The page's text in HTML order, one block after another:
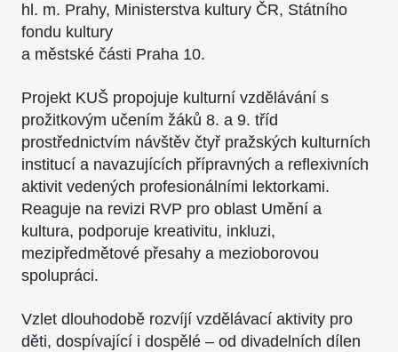
hl. m. Prahy, Ministerstva kultury ČR, Státního
fondu kultury
a městské části Praha 10.
Projekt KUŠ propojuje kulturní vzdělávání s
prožitkovým učením žáků 8. a 9. tříd
prostřednictvím návštěv čtyř pražských kulturních
institucí a navazujících přípravných a reflexivních
aktivit vedených profesionálními lektorkami.
Reaguje na revizi RVP pro oblast Umění a
kultura, podporuje kreativitu, inkluzi,
mezipředmětové přesahy a mezioborovou
spolupráci.
Vzlet dlouhodobě rozvíjí vzdělávací aktivity pro
děti, dospívající i dospělé – od divadelních dílen